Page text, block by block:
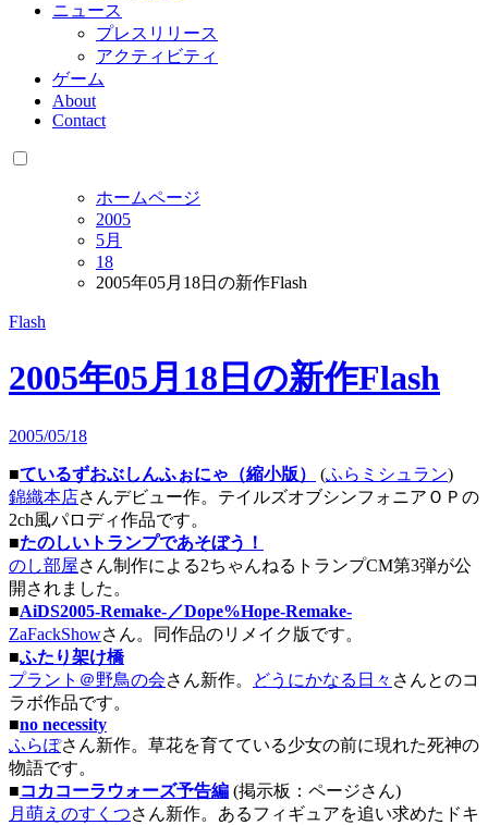
ニュース
プレスリリース
アクティビティ
ゲーム
About
Contact
ホームページ
2005
5月
18
2005年05月18日の新作Flash
Flash
2005年05月18日の新作Flash
2005/05/18
■ているずおぶしんふぉにゃ（縮小版） (ふらミシュラン)
錦織本店さんデビュー作。テイルズオブシンフォニアＯＰの
2ch風パロディ作品です。
■たのしいトランプであそぼう！
のし部屋さん制作による2ちゃんねるトランプCM第3弾が公
開されました。
■AiDS2005-Remake-／Dope%Hope-Remake-
ZaFackShowさん。同作品のリメイク版です。
■ふたり架け橋
プラント＠野鳥の会さん新作。 どうにかなる日々 さんとのコ
ラボ作品です。
■no necessity
ふらぽさん新作。草花を育てている少女の前に現れた死神の
物語です。
■コカコーラウォーズ予告編 (掲示板：ページさん)
月萌えのすくつさん新作。あるフィギュアを追い求めたドキ